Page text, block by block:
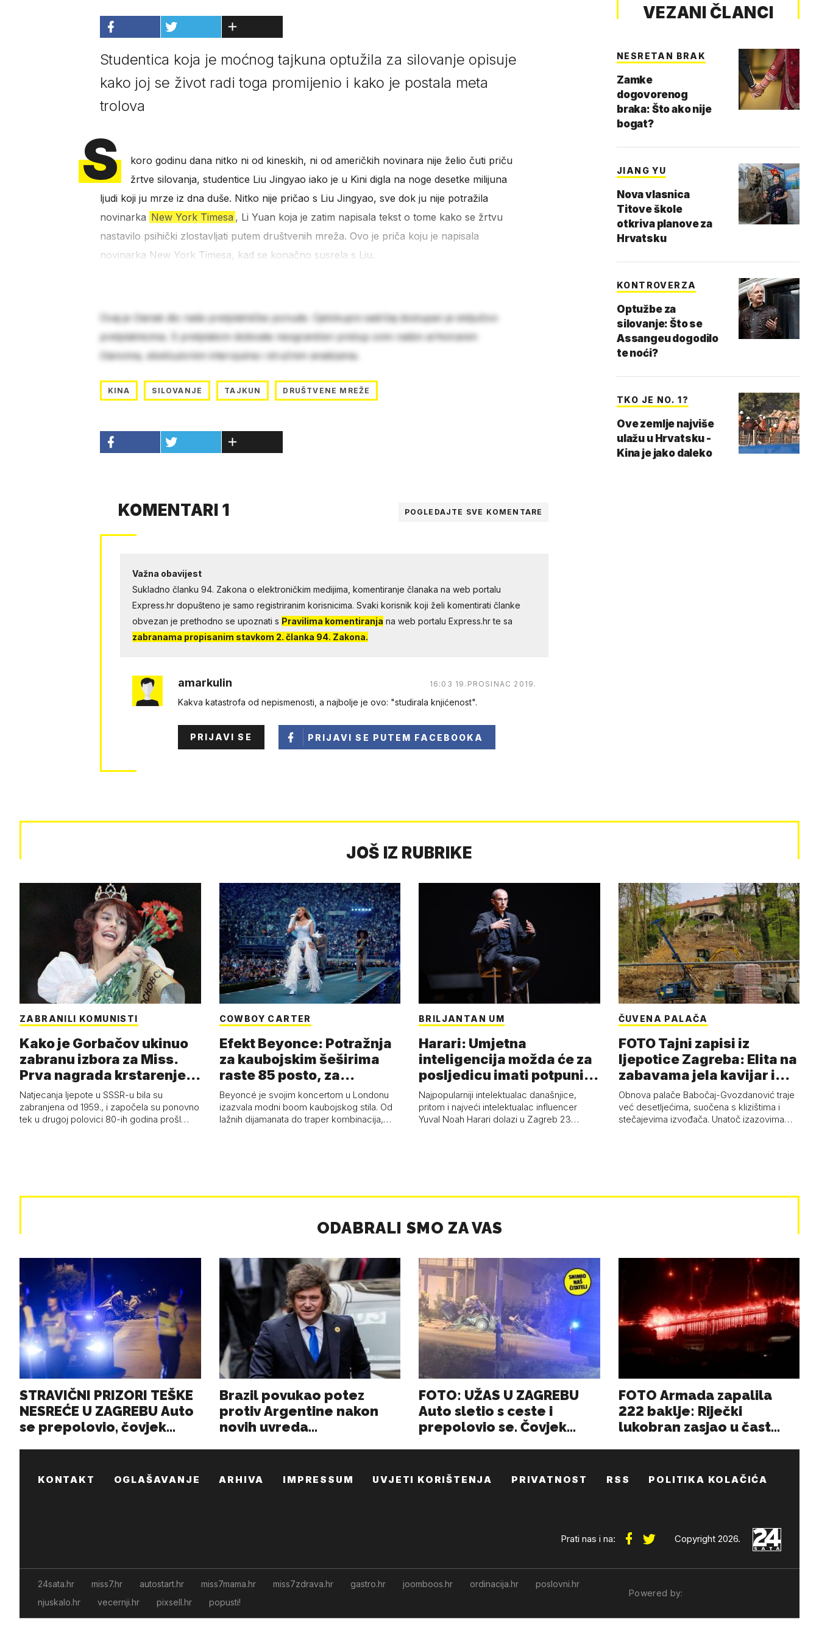
Studentica koja je moćnog tajkuna optužila za silovanje opisuje
kako joj se život radi toga promijenio i kako je postala meta
trolova
S
koro godinu dana nitko ni od kineskih, ni od američkih novinara nije želio čuti priču
žrtve silovanja, studentice Liu Jingyao iako je u Kini digla na noge desetke milijuna
ljudi koji ju mrze iz dna duše. Nitko nije pričao s Liu Jingyao, sve dok ju nije potražila
novinarka New York Timesa, Li Yuan koja je zatim napisala tekst o tome kako se žrtvu
nastavilo psihički zlostavljati putem društvenih mreža. Ovo je priča koju je napisala
novinarka New York Timesa, kad se konačno susrela s Liu.
Ovaj je članak dio naše pretplatničke ponude. Cjelokupni sadržaj dostupan je isključivo
pretplatnicima. S pretplatom dobivate neograničen pristup svim našim arhiviranim
člancima, ekskluzivnim intervjuima i stručnim analizama.
KINA SILOVANJE TAJKUN DRUŠTVENE MREŽE
KOMENTARI 1 POGLEDAJTE SVE KOMENTARE
Važna obavijest
Sukladno članku 94. Zakona o elektroničkim medijima, komentiranje članaka na web portalu
Express.hr dopušteno je samo registriranim korisnicima. Svaki korisnik koji želi komentirati članke
obvezan je prethodno se upoznati s Pravilima komentiranja na web portalu Express.hr te sa
zabranama propisanim stavkom 2. članka 94. Zakona.
amarkulin 16:03 19.PROSINAC 2019.
Kakva katastrofa od nepismenosti, a najbolje je ovo: "studirala knjićenost".
PRIJAVI SE PRIJAVI SE PUTEM FACEBOOKA
VEZANI ČLANCI
NESRETAN BRAK
Zamke
dogovorenog
braka: Što ako nije
bogat?
JIANG YU
Nova vlasnica
Titove škole
otkriva planove za
Hrvatsku
KONTROVERZA
Optužbe za
silovanje: Što se
Assangeu dogodilo
te noći?
TKO JE NO. 1?
Ove zemlje najviše
ulažu u Hrvatsku -
Kina je jako daleko
JOŠ IZ RUBRIKE
ZABRANILI KOMUNISTI
Kako je Gorbačov ukinuo
zabranu izbora za Miss.
Prva nagrada krstarenje
Jadran…
Natjecanja ljepote u SSSR-u bila su
zabranjena od 1959., i započela su ponovno
tek u drugoj polovici 80-ih godina prošl…
COWBOY CARTER
Efekt Beyonce: Potražnja
za kaubojskim šeširima
raste 85 posto, za
čizmama 53 p…
Beyoncé je svojim koncertom u Londonu
izazvala modni boom kaubojskog stila. Od
lažnih dijamanata do traper kombinacija,…
BRILJANTAN UM
Harari: Umjetna
inteligencija možda će za
posljedicu imati potpuni
kolaps čovje…
Najpopularniji intelektualac današnjice,
pritom i najveći intelektualac influencer
Yuval Noah Harari dolazi u Zagreb 23…
ČUVENA PALAČA
FOTO Tajni zapisi iz
ljepotice Zagreba: Elita na
zabavama jela kavijar i
pud…
Obnova palače Babočaj-Gvozdanović traje
već desetljećima, suočena s klizištima i
stečajevima izvođača. Unatoč izazovima…
KONTAKT OGLAŠAVANJE ARHIVA IMPRESSUM UVJETI KORIŠTENJA PRIVATNOST RSS POLITIKA KOLAČIĆA
Prati nas i na: Copyright 2026.
24sata.hr miss7.hr autostart.hr miss7mama.hr miss7zdrava.hr gastro.hr joomboos.hr ordinacija.hr
poslovni.hr
njuskalo.hr
vecernji.hr pixsell.hr popusti!
Powered by: